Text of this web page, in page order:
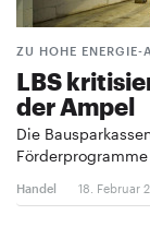
ZU HOHE ENERGIE-
LBS
der Ampel
Die
Handel 18. Februar